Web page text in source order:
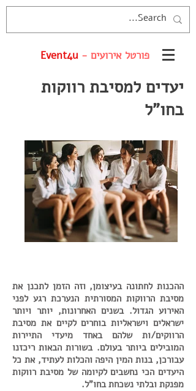
פורטל אירועים - Event4u
יעדים למסיבת רווקות
בחו"ל
ההכנות לחתונה בעיצומן, וזה הזמן לתכנן את
מסיבת הרווקות המסורתית הנערכת רגע לפני
האירוע הגדול. בשנים האחרונות, יותר ויותר
ישראלים וישראליות בוחרים לקיים את מסיבת
הרווקים/ות שלהם באחד מיעדי התיירות
המובילים ביותר בעולם. בשורות הבאות ריכזנו
עבורכן, בנות המין היפה והכלות לעתיד, את כל
היעדים הכי נחשבים לקיומה של מסיבת רווקות
מפנקת ובלתי נשכחת בחו"ל.